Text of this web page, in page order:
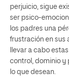
perjuicio, sigue
ser psico-
los padres una
frustración en sus
llevar a cabo
control, dominio y
lo que desean.